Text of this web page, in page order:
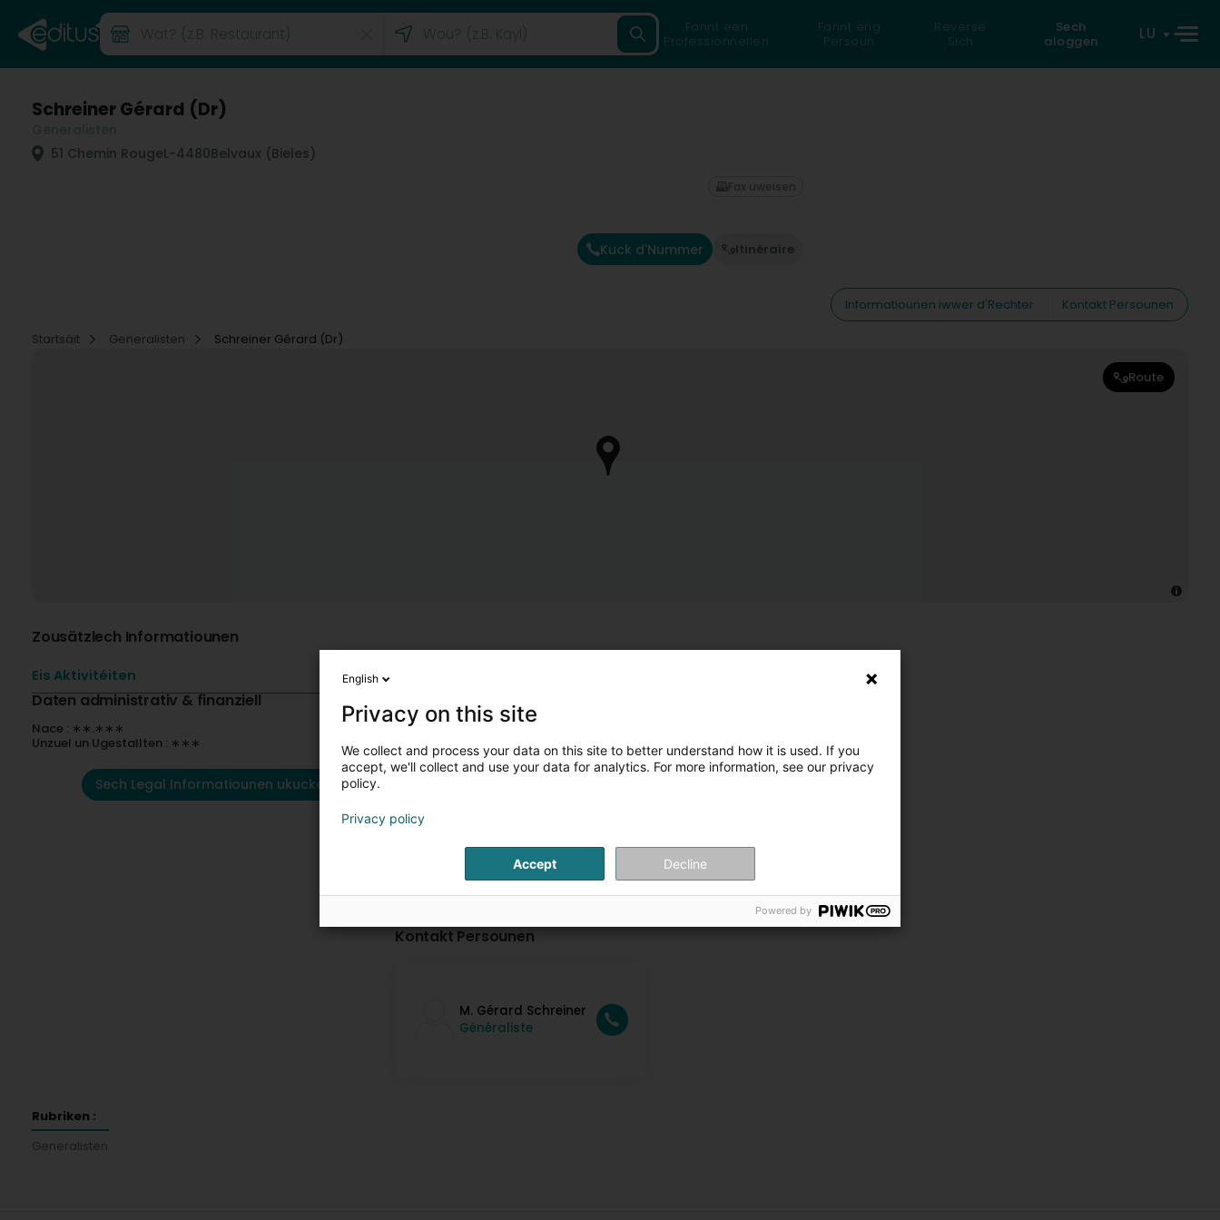
Fannt een
Professionnellen
Fannt eng
Persoun
Reverse
Sich
Sech
aloggen
LU
Schreiner Gérard (Dr)
51 Chemin RougeL-4480Belvaux (Bieles)
Kuck d'Nummer Itinéraire
Fax uweisen
Informatiounen iwwer d'Rechter
Kontakt Persounen
Startsäit
Generalisten Schreiner Gérard (Dr)
Route
Zousätzlech Informatiounen
Eis Aktivitéiten
Daten administrativ & finanziell
Nace : ∗∗.∗∗∗
Unzuel un Ugestallten : ∗∗∗
Sech Legal Informatiounen ukucken
Kontakt Persounen
M. Gérard Schreiner
Généraliste
Rubriken :
Generalisten
English
Privacy on this site
We collect and process your data on this site to better understand how it is used. If you
accept, we'll collect and use your data for analytics. For more information, see our privacy
policy.
Privacy policy
Accept Decline
Powered by